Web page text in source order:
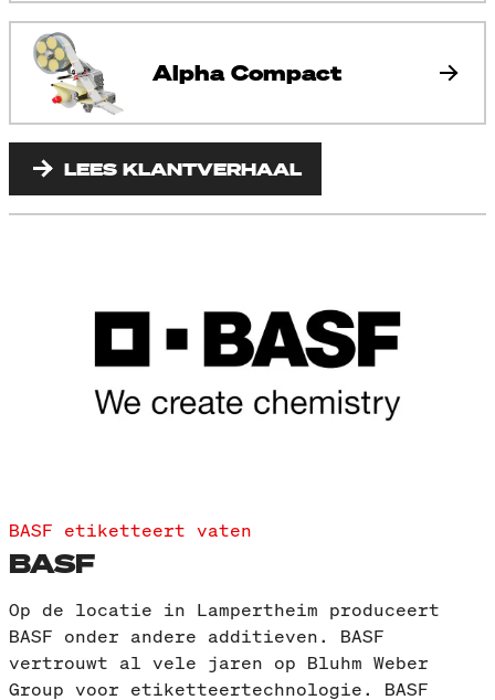
Alpha Compact
LEES KLANTVERHAAL
BASF etiketteert vaten
BASF
Op de locatie in Lampertheim produceert
BASF onder andere additieven. BASF
vertrouwt al vele jaren op Bluhm Weber
Group voor etiketteertechnologie. BASF